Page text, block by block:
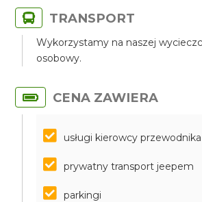
TRANSPORT
Wykorzystamy na naszej
osobowy.
CENA ZAWIERA
usługi kierowcy przewodnika
prywatny transport jeepem
parkingi